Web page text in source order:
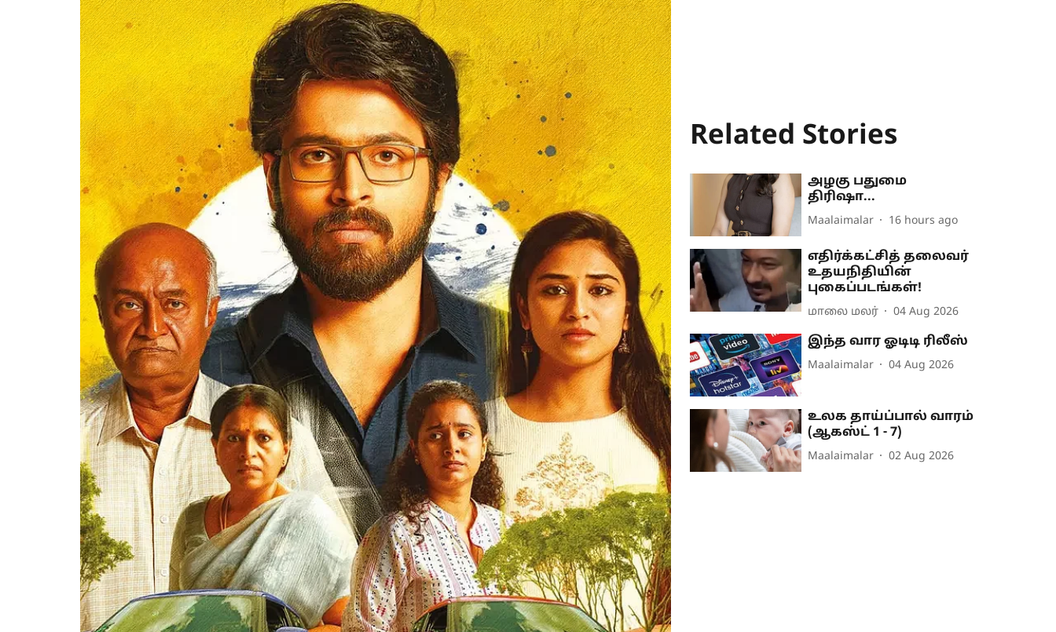
Related Stories
அழகு பதுமை
திரிஷா...
Maalaimalar 16 hours ago
எதிர்க்கட்சித் தலைவர்
உதயநிதியின்
புகைப்படங்கள்!
மாலை மலர் 04 Aug 2026
இந்த வார ஓடிடி ரிலீஸ்
Maalaimalar 04 Aug 2026
உலக தாய்ப்பால் வாரம்
(ஆகஸ்ட் 1 - 7)
Maalaimalar 02 Aug 2026